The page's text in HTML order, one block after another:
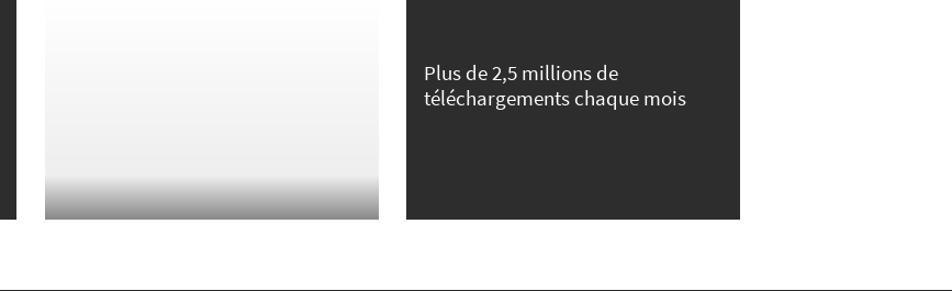
Plus de 2,5 millions de
téléchargements chaque mois